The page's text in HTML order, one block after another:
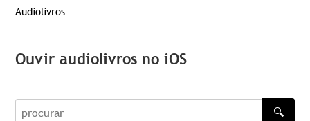
Audiolivros
Ouvir audiolivros no iOS
🔍